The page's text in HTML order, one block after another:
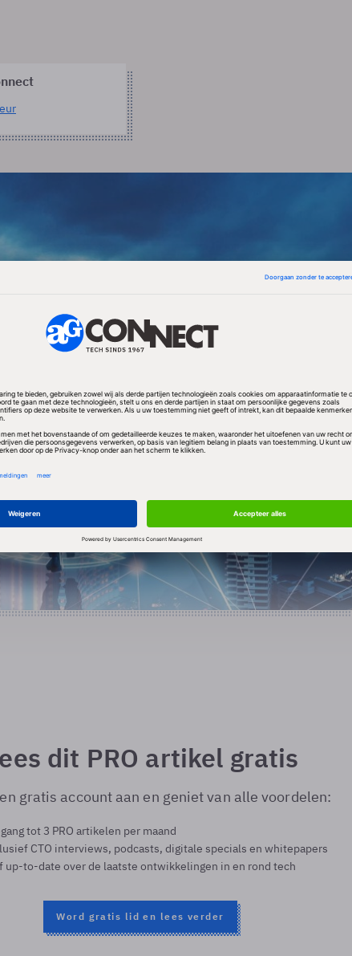
dit PRO artikel gratis
gratis account aan en geniet van alle voordelen:
tot 3 PRO artikelen per maand
CTO interviews, podcasts, digitale specials en whitepapers
up-to-date over de laatste ontwikkelingen in en rond tech
Word gratis lid en lees verder